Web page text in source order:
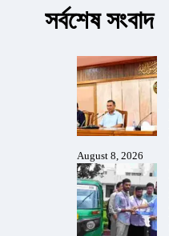
সর্বশেষ সংবাদ
August 8, 2026